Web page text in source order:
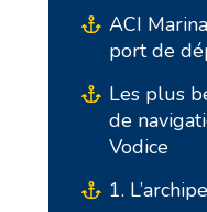
ACI
port de
Les plus
de
Vodice
1.